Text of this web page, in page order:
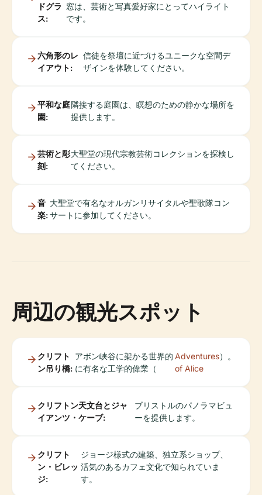
ドグラ
ス:
窓は、芸術と写真愛好家にとってハイライト
です。
六角形のレ
イアウト:
信徒を祭壇に近づけるユニークな空間デ
ザインを体験してください。
平和な庭
園:
隣接する庭園は、瞑想のための静かな場所を
提供します。
芸術と彫
刻:
大聖堂の現代宗教芸術コレクションを探検し
てください。
音
楽:
大聖堂で有名なオルガンリサイタルや聖歌隊コン
サートに参加してください。
周辺の観光スポット
クリフト
ン吊り橋:
アボン峡谷に架かる世界的
に有名な工学的偉業（
Adventures
of Alice
）。
クリフトン天文台とジャ
イアンツ・ケーブ:
ブリストルのパノラマビュ
ーを提供します。
クリフト
ン・ビレッ
ジ:
ジョージ様式の建築、独立系ショップ、
活気のあるカフェ文化で知られていま
す。